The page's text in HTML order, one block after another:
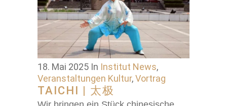
18. Mai 2025 In Institut News,
Veranstaltungen Kultur,Vortrag
TAICHI | 太极